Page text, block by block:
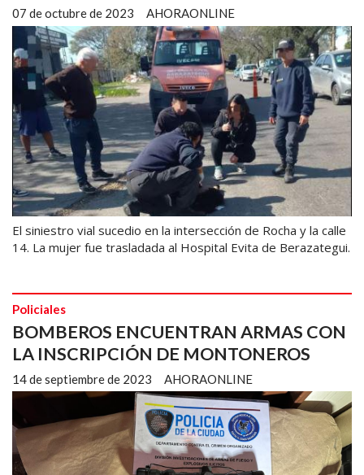
AHORAONLINE
07 de octubre de 2023
El siniestro vial sucedio en la intersección de Rocha y la calle
14. La mujer fue trasladada al Hospital Evita de Berazategui.
BOMBEROS ENCUENTRAN ARMAS CON
LA INSCRIPCIÓN DE MONTONEROS
AHORAONLINE
Policiales
14 de septiembre de 2023